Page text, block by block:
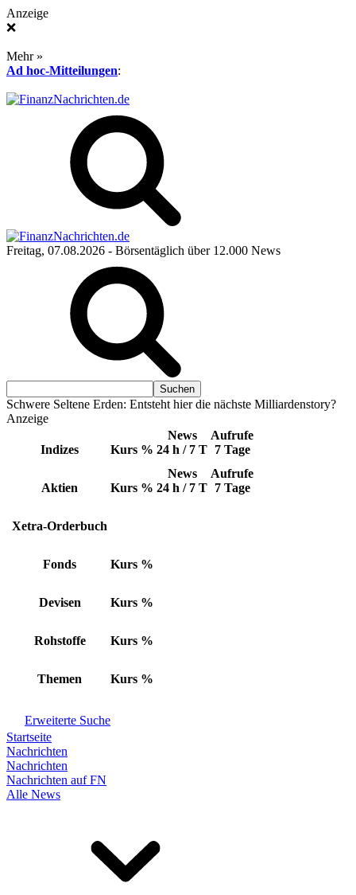
Anzeige
❌
Mehr »
Ad hoc-Mitteilungen:
Freitag, 07.08.2026 - Börsentäglich über 12.000 News
Schwere Seltene Erden: Entsteht hier die nächste Milliardenstory?
Anzeige
Indizes Kurs %
News
24 h / 7 T
Aufrufe
7 Tage
Aktien Kurs %
News
24 h / 7 T
Aufrufe
7 Tage
Xetra-Orderbuch
Fonds Kurs %
Devisen Kurs %
Rohstoffe Kurs %
Themen Kurs %
Erweiterte Suche
Startseite
Nachrichten
Nachrichten
Nachrichten auf FN
Alle News